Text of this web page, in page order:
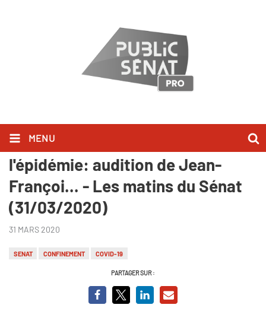
MENU
Traçage numérique pendant
l'épidémie: audition de Jean-
Françoi... - Les matins du Sénat
(31/03/2020)
31 MARS 2020
SENAT CONFINEMENT COVID-19
PARTAGER SUR :